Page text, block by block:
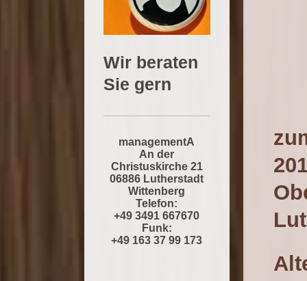
Wir beraten
Sie gern
managementA
An der
Christuskirche 21
06886 Lutherstadt
Wittenberg
Telefon:
+49 3491 667670
Funk:
+49 163 37 99 173